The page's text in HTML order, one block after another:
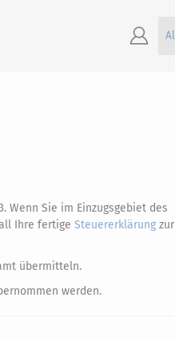
Wenn Sie im Einzugsgebiet des
Ihre fertige Steuererklärung zur
übermitteln.
werden.